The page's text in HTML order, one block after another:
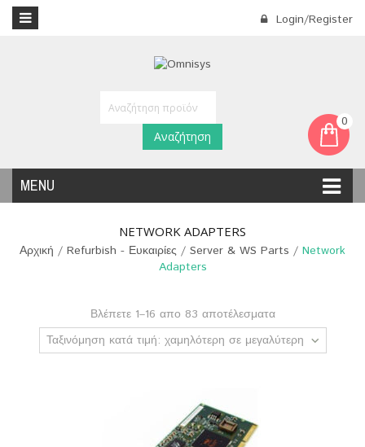
Login/Register
0
MENU
Αναζήτηση
NETWORK ADAPTERS
Αρχική / Refurbish - Ευκαιρίες / Server & WS Parts / Network
Adapters
Βλέπετε 1–16 απο 83 αποτέλεσματα
Ταξινόμηση κατά τιμή: χαμηλότερη σε μεγαλύτερη